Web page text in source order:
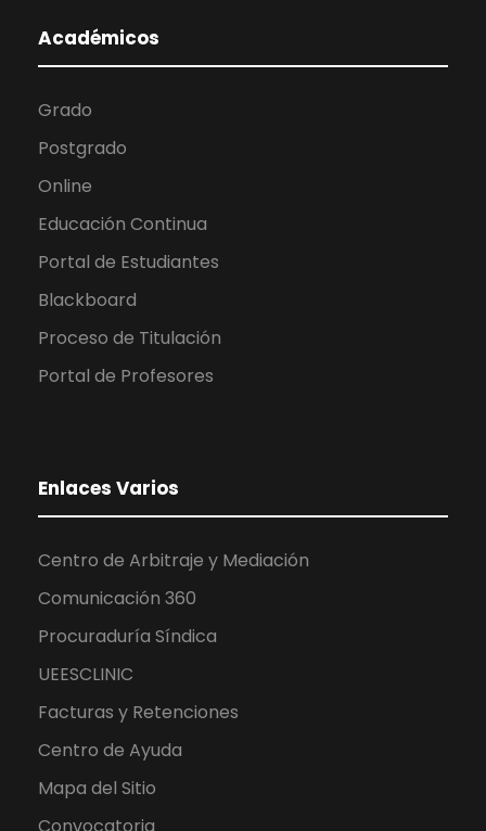
Académicos
Grado
Postgrado
Online
Educación Continua
Portal de Estudiantes
Blackboard
Proceso de Titulación
Portal de Profesores
Enlaces Varios
Centro de Arbitraje y Mediación
Comunicación 360
Procuraduría Síndica
UEESCLINIC
Facturas y Retenciones
Centro de Ayuda
Mapa del Sitio
Convocatoria